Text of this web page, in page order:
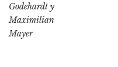
Godehardt y
Maximilian
Mayer